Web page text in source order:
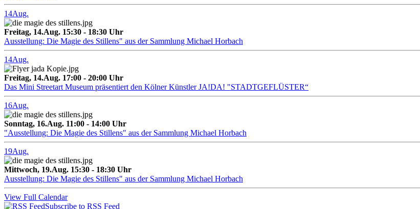
14Aug.
Freitag, 14.Aug. 15:30 - 18:30 Uhr
Ausstellung: Die Magie des Stillens" aus der Sammlung Michael Horbach
14Aug.
Freitag, 14.Aug. 17:00 - 20:00 Uhr
Das Mini Streetart Museum präsentiert den Kölner Künstler JA!DA! "STADTGEFLÜSTER“
16Aug.
Sonntag, 16.Aug. 11:00 - 14:00 Uhr
"Ausstellung: Die Magie des Stillens" aus der Sammlung Michael Horbach
19Aug.
Mittwoch, 19.Aug. 15:30 - 18:30 Uhr
Ausstellung: Die Magie des Stillens" aus der Sammlung Michael Horbach
View Full Calendar
Subscribe to RSS Feed